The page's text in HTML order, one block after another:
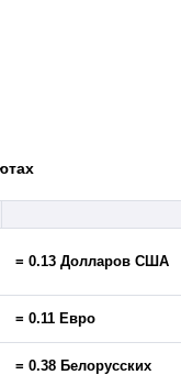
= 0.13 Долларов США
= 0.11 Евро
= 0.38 Белорусских